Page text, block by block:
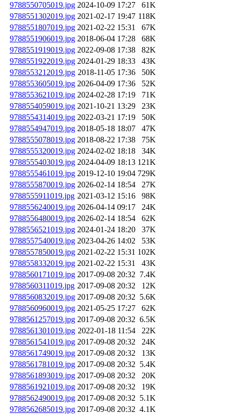
9788550705019.jpg 2024-10-09 17:27
61K
9788551302019.jpg 2021-02-17 19:47 118K
9788551807019.jpg 2021-02-22 15:31
67K
9788551906019.jpg 2018-06-04 17:28
68K
9788551919019.jpg 2022-09-08 17:38
82K
9788551922019.jpg 2024-01-29 18:33
43K
9788553212019.jpg 2018-11-05 17:36
50K
9788553605019.jpg 2026-04-09 17:36
52K
9788553621019.jpg 2024-02-28 17:19
71K
9788554059019.jpg 2021-10-21 13:29
23K
9788554314019.jpg 2022-03-21 17:19
50K
9788554947019.jpg 2018-05-18 18:07
47K
9788555078019.jpg 2018-08-22 17:38
75K
9788555320019.jpg 2024-02-02 18:18
34K
9788555403019.jpg 2024-04-09 18:13 121K
9788555461019.jpg 2019-12-10 19:04 729K
9788555870019.jpg 2026-02-14 18:54
27K
9788555911019.jpg 2021-03-12 15:16
98K
9788556240019.jpg 2026-04-14 09:17
24K
9788556480019.jpg 2026-02-14 18:54
62K
9788556521019.jpg 2024-01-24 18:20
37K
9788557540019.jpg 2023-04-26 14:02
53K
9788557850019.jpg 2021-02-22 15:31 102K
9788558332019.jpg 2021-02-22 15:31
43K
9788560171019.jpg 2017-09-08 20:32 7.4K
9788560311019.jpg 2017-09-08 20:32
12K
9788560832019.jpg 2017-09-08 20:32 5.6K
9788560960019.jpg 2021-05-25 17:27
62K
9788561257019.jpg 2017-09-08 20:32 6.5K
9788561301019.jpg 2022-01-18 11:54
22K
9788561541019.jpg 2017-09-08 20:32
24K
9788561749019.jpg 2017-09-08 20:32
13K
9788561781019.jpg 2017-09-08 20:32 5.4K
9788561893019.jpg 2017-09-08 20:32
20K
9788561921019.jpg 2017-09-08 20:32
19K
9788562490019.jpg 2017-09-08 20:32 5.1K
9788562685019.jpg 2017-09-08 20:32 4.1K